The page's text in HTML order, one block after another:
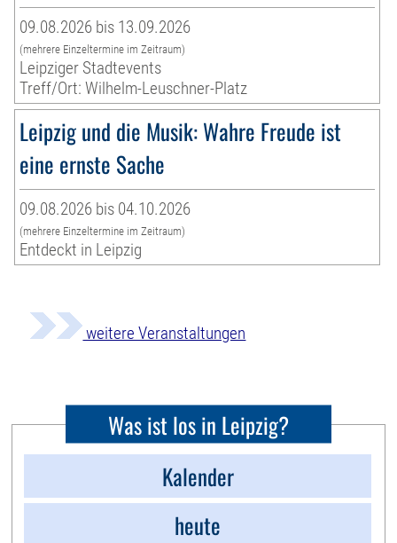
09.08.2026 bis 13.09.2026
(mehrere Einzeltermine im Zeitraum)
Leipziger Stadtevents
Treff/Ort: Wilhelm-Leuschner-Platz
Leipzig und die Musik: Wahre Freude ist
eine ernste Sache
09.08.2026 bis 04.10.2026
(mehrere Einzeltermine im Zeitraum)
Entdeckt in Leipzig
weitere Veranstaltungen
Was ist los in Leipzig?
Kalender
heute